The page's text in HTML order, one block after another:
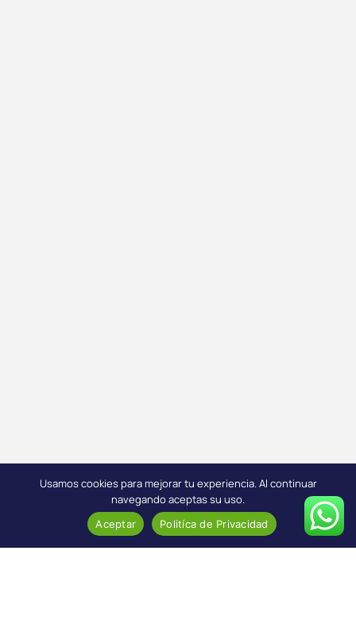
Usamos cookies para mejorar tu experiencia. Al continuar
navegando aceptas su uso.
Aceptar Politíca de Privacidad